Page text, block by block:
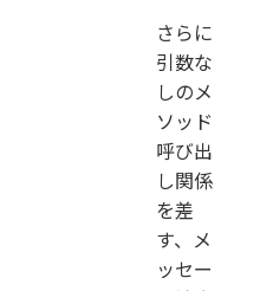
さらに
引数な
しのメ
ソッド
呼び出
し関係
を差
す、メ
ッセー